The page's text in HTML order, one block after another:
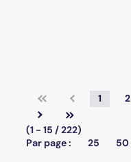
1 2
(1 - 15 / 222)
Par page :
25 50